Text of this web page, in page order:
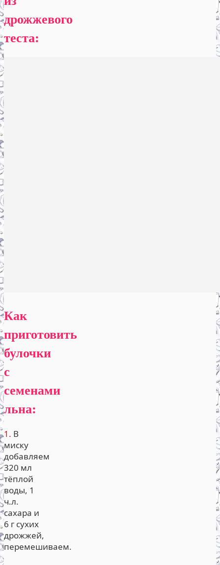
дрожжевого
теста:
Как
приготовить
булочки
с
семенами
льна:
1. В
миску
добавляем
320 мл
тёплой
воды, 1
ч.л.
сахара и
6 г сухих
дрожжей,
перемешиваем.